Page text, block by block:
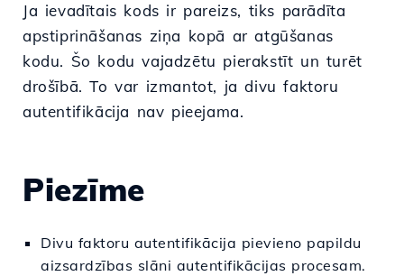
Ja ievadītais kods ir pareizs, tiks parādīta
apstiprināšanas ziņa kopā ar atgūšanas
kodu. Šo kodu vajadzētu pierakstīt un turēt
drošībā. To var izmantot, ja divu faktoru
autentifikācija nav pieejama.
Piezīme
Divu faktoru autentifikācija pievieno papildu
aizsardzības slāni autentifikācijas procesam.